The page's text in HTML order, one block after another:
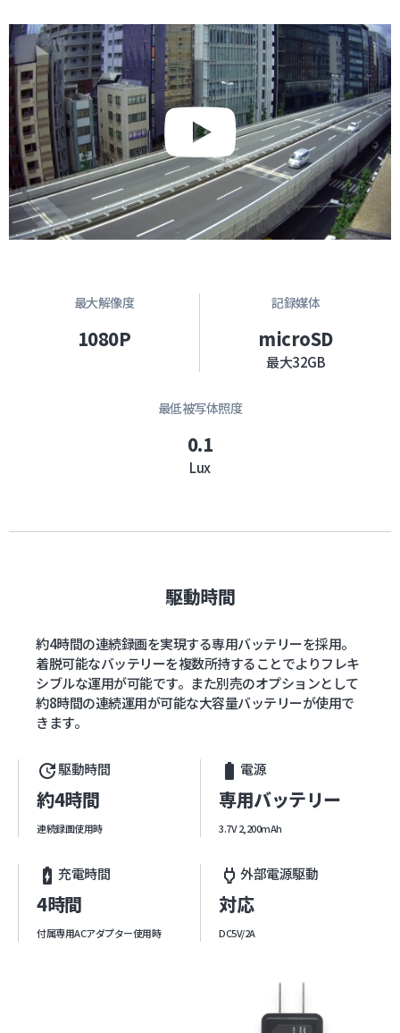
最大解像度
1080P
記録媒体
microSD
最大32GB
最低被写体照度
0.1
Lux
駆動時間
約4時間の連続録画を実現する専用バッテリーを採用。
着脱可能なバッテリーを複数所持することでよりフレキ
シブルな運用が可能です。また別売のオプションとして
約8時間の連続運用が可能な大容量バッテリーが使用で
きます。
update駆動時間
約4時間
連続録画使用時
battery_std 電源
専用バッテリー
3.7V 2,200mAh
battery_charging_full 充電時間
4時間
付属専用ACアダプター使用時
power 外部電源駆動
対応
DC5V/2A